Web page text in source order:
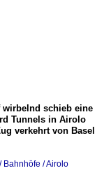
wirbelnd schieb eine
Tunnels in Airolo
verkehrt von Basel
Bahnhöfe / Airolo